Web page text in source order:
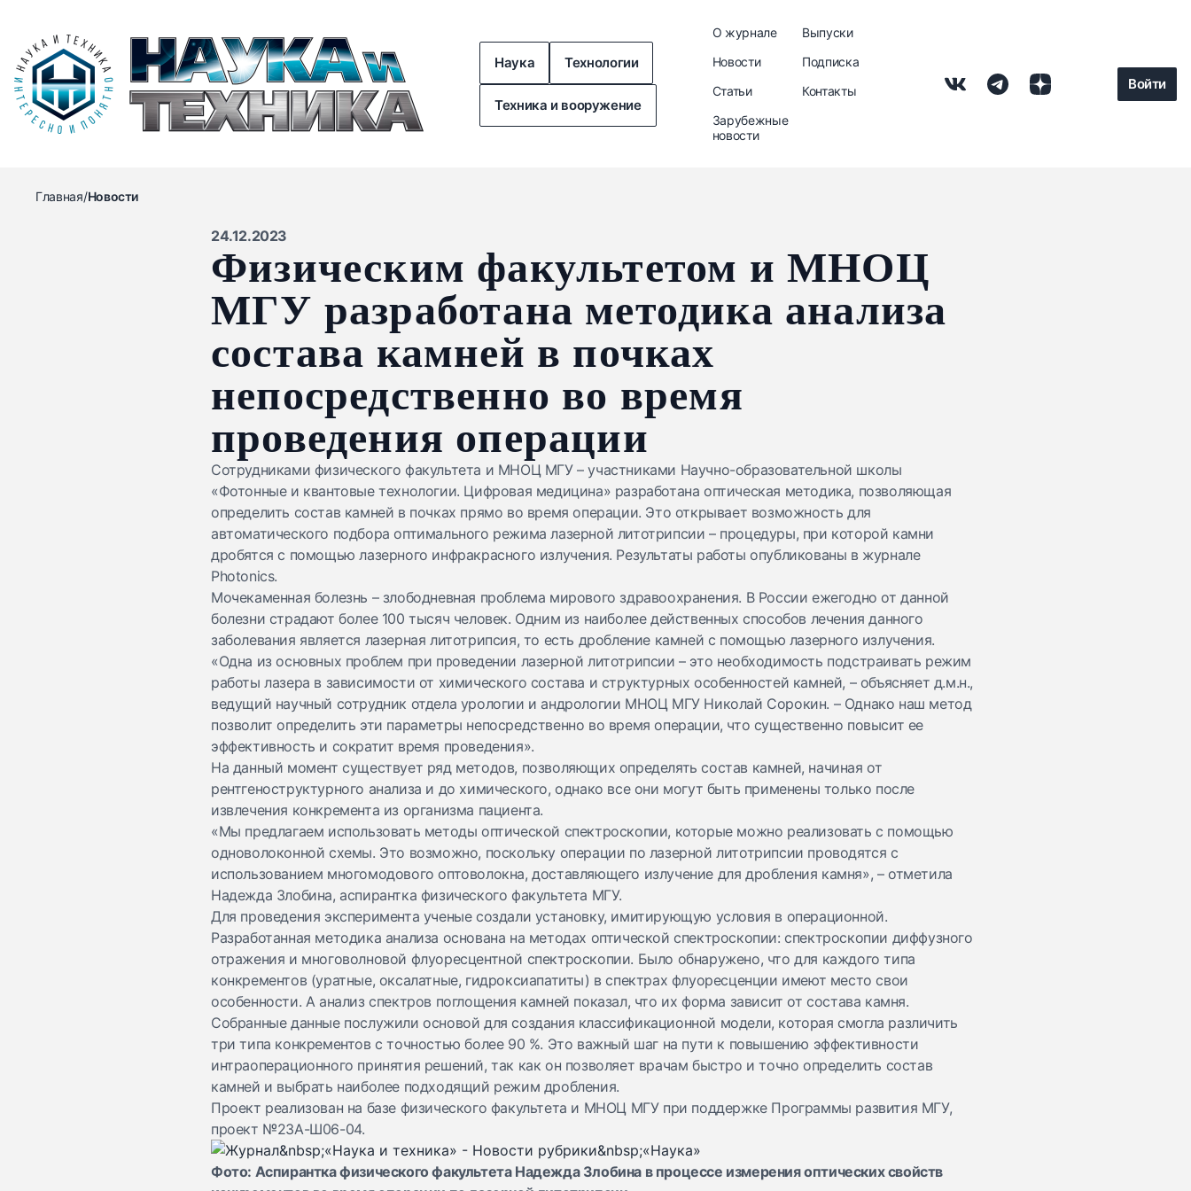
Наука Технологии
Техника и вооружение
О журнале
Выпуски
Новости
Подписка
Статьи
Контакты
Зарубежные
новости
Войти
Главная/Новости
24.12.2023
Физическим факультетом и МНОЦ
МГУ разработана методика анализа
состава камней в почках
непосредственно во время
проведения операции
Сотрудниками физического факультета и МНОЦ МГУ – участниками Научно-образовательной школы
«Фотонные и квантовые технологии. Цифровая медицина» разработана оптическая методика, позволяющая
определить состав камней в почках прямо во время операции. Это открывает возможность для
автоматического подбора оптимального режима лазерной литотрипсии – процедуры, при которой камни
дробятся с помощью лазерного инфракрасного излучения. Результаты работы опубликованы в журнале
Photonics.
Мочекаменная болезнь – злободневная проблема мирового здравоохранения. В России ежегодно от данной
болезни страдают более 100 тысяч человек. Одним из наиболее действенных способов лечения данного
заболевания является лазерная литотрипсия, то есть дробление камней с помощью лазерного излучения.
«Одна из основных проблем при проведении лазерной литотрипсии – это необходимость подстраивать режим
работы лазера в зависимости от химического состава и структурных особенностей камней, – объясняет д.м.н.,
ведущий научный сотрудник отдела урологии и андрологии МНОЦ МГУ Николай Сорокин. – Однако наш метод
позволит определить эти параметры непосредственно во время операции, что существенно повысит ее
эффективность и сократит время проведения».
На данный момент существует ряд методов, позволяющих определять состав камней, начиная от
рентгеноструктурного анализа и до химического, однако все они могут быть применены только после
извлечения конкремента из организма пациента.
«Мы предлагаем использовать методы оптической спектроскопии, которые можно реализовать с помощью
одноволоконной схемы. Это возможно, поскольку операции по лазерной литотрипсии проводятся с
использованием многомодового оптоволокна, доставляющего излучение для дробления камня», – отметила
Надежда Злобина, аспирантка физического факультета МГУ.
Для проведения эксперимента ученые создали установку, имитирующую условия в операционной.
Разработанная методика анализа основана на методах оптической спектроскопии: спектроскопии диффузного
отражения и многоволновой флуоресцентной спектроскопии. Было обнаружено, что для каждого типа
конкрементов (уратные, оксалатные, гидроксиапатиты) в спектрах флуоресценции имеют место свои
особенности. А анализ спектров поглощения камней показал, что их форма зависит от состава камня.
Собранные данные послужили основой для создания классификационной модели, которая смогла различить
три типа конкрементов с точностью более 90 %. Это важный шаг на пути к повышению эффективности
интраоперационного принятия решений, так как он позволяет врачам быстро и точно определить состав
камней и выбрать наиболее подходящий режим дробления.
Проект реализован на базе физического факультета и МНОЦ МГУ при поддержке Программы развития МГУ,
проект №23А-Ш06-04.
Фото: Аспирантка физического факультета Надежда Злобина в процессе измерения оптических свойств